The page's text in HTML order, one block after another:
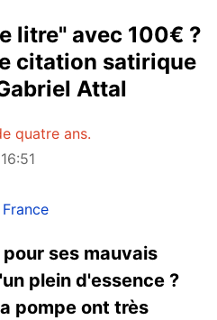
litre" avec 100€ ?
citation satirique
Attal
quatre ans.
ses mauvais
plein d'essence ?
pompe ont très